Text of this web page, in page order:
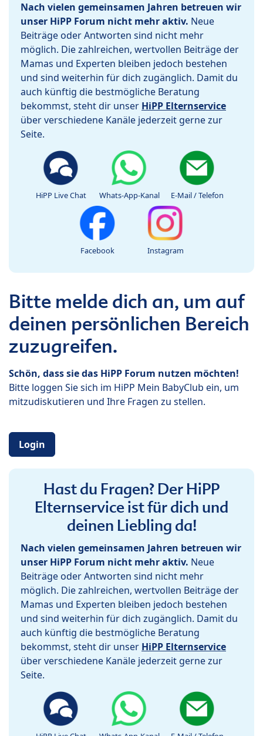
Nach vielen gemeinsamen Jahren betreuen wir
unser HiPP Forum nicht mehr aktiv. Neue
Beiträge oder Antworten sind nicht mehr
möglich. Die zahlreichen, wertvollen Beiträge der
Mamas und Experten bleiben jedoch bestehen
und sind weiterhin für dich zugänglich. Damit du
auch künftig die bestmögliche Beratung
bekommst, steht dir unser HiPP Elternservice
über verschiedene Kanäle jederzeit gerne zur
Seite.
HiPP Live Chat Whats-App-Kanal E-Mail / Telefon
Facebook Instagram
Bitte melde dich an, um auf
deinen persönlichen Bereich
zuzugreifen.
Schön, dass sie das HiPP Forum nutzen möchten!
Bitte loggen Sie sich im HiPP Mein BabyClub ein, um
mitzudiskutieren und Ihre Fragen zu stellen.
Login
Hast du Fragen? Der HiPP
Elternservice ist für dich und
deinen Liebling da!
Nach vielen gemeinsamen Jahren betreuen wir
unser HiPP Forum nicht mehr aktiv. Neue
Beiträge oder Antworten sind nicht mehr
möglich. Die zahlreichen, wertvollen Beiträge der
Mamas und Experten bleiben jedoch bestehen
und sind weiterhin für dich zugänglich. Damit du
auch künftig die bestmögliche Beratung
bekommst, steht dir unser HiPP Elternservice
über verschiedene Kanäle jederzeit gerne zur
Seite.